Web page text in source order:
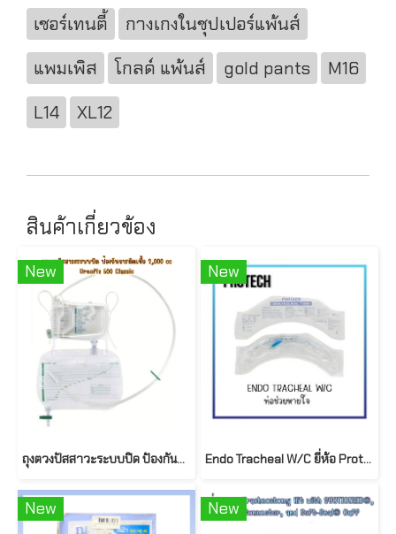
เซอร์เทนตี้
กางเกงในซุปเปอร์แพ้นส์
แพมเพิส
โกลด์ แพ้นส์ gold pants
M16
L14
XL12
สินค้าเกี่ยวข้อง
New
ถุงตวงปัสสาวะระบบปิด ป้องกันการติดเชื้อ 2,000 cc Ureofix 500 Classic
New
Endo Tracheal W/C ยี่ห้อ Protech
New New